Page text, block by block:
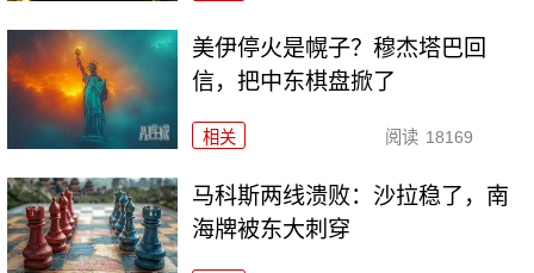
美伊停火是幌子？穆杰塔巴回
信，把中东棋盘掀了
相关 阅读 18169
马科斯两线溃败：沙拉稳了，南
海牌被东大刺穿